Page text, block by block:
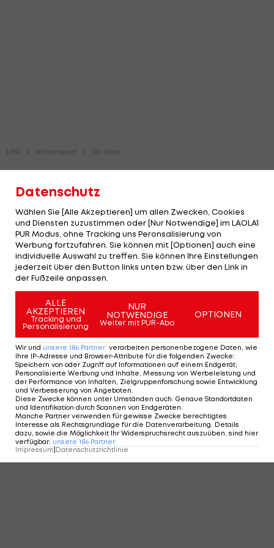
Datenschutz
Wählen Sie [Alle Akzeptieren] um allen Zwecken, Cookies
und Diensten zuzustimmen oder [Nur Notwendige] im LAOLA1
PUR Modus, ohne Tracking uns Peronsalisierung von
Werbung fortzufahren. Sie können mit [Optionen] auch eine
individuelle Auswahl zu treffen. Sie können Ihre Einstellungen
jederzeit über den Button links unten bzw. über den Link in
der Fußzeile anpassen.
ALLE
AKZEPTIEREN
Tracking und
Personalisierung
NUR
NOTWENDIGE
Weiter mit PUR-Abo
OPTIONEN
Wir und unsere 186 Partner verarbeiten personenbezogene Daten, wie
Ihre IP-Adresse und Browser-Attribute für die folgenden Zwecke:
Speichern von oder Zugriff auf Informationen auf einem Endgerät;
Personalisierte Werbung und Inhalte, Messung von Werbeleistung und
der Performance von Inhalten, Zielgruppenforschung sowie Entwicklung
und Verbesserung von Angeboten.
Diese Zwecke können unter Umständen auch: Genaue Standortdaten
und Identifikation durch Scannen von Endgeräten.
Manche Partner verwenden für gewisse Zwecke berechtigtes
Interesse als Rechtsgrundlage für die Datenverarbeitung. Details
dazu, sowie die Möglichkeit Ihr Widerspruchsrecht auszuüben, sind hier
verfügbar: unsere 186 Partner
Impressum Datenschutzrichtlinie